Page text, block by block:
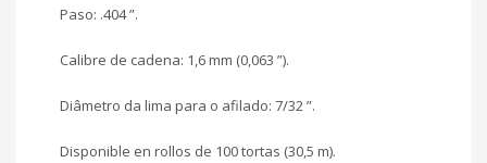
Paso: .404 ”.
Calibre de cadena: 1,6 mm (0,063 ”).
Diâmetro da lima para o afilado: 7/32 ”.
Disponible en rollos de 100 tortas (30,5 m).